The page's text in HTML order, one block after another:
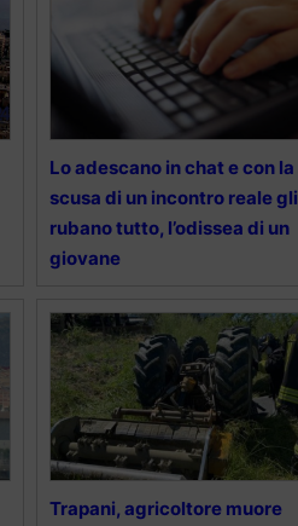
Lo adescano in chat e con la
scusa di un incontro reale gli
rubano tutto, l’odissea di un
giovane
Trapani, agricoltore muore